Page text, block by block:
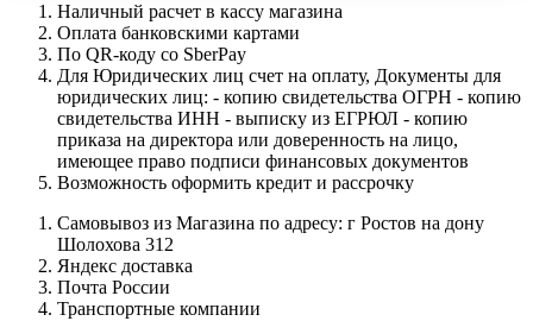
Наличный расчет в кассу магазина
Оплата банковскими картами
По QR-коду со SberPay
Для Юридических лиц счет на оплату, Документы для
юридических лиц: - копию свидетельства ОГРН - копию
свидетельства ИНН - выписку из ЕГРЮЛ - копию
приказа на директора или доверенность на лицо,
имеющее право подписи финансовых документов
Возможность оформить кредит и рассрочку
Самовывоз из Магазина по адресу: г Ростов на дону
Шолохова 312
Яндекс доставка
Почта России
Транспортные компании